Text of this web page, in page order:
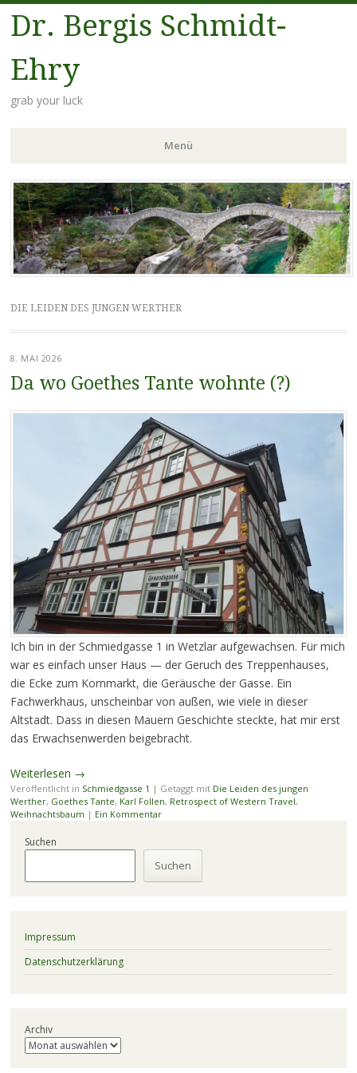
Dr. Bergis Schmidt-
Ehry
grab your luck
Menü
Zum
Inhalt
springen
DIE LEIDEN DES JUNGEN WERTHER
8. MAI 2026
Da wo Goethes Tante wohnte (?)
Ich bin in der Schmiedgasse 1 in Wetzlar aufgewachsen. Für mich
war es einfach unser Haus — der Geruch des Treppenhauses,
die Ecke zum Kornmarkt, die Geräusche der Gasse. Ein
Fachwerkhaus, unscheinbar von außen, wie viele in dieser
Altstadt. Dass in diesen Mauern Geschichte steckte, hat mir erst
das Erwachsenwerden beigebracht.
Weiterlesen →
Veröffentlicht in Schmiedgasse 1 | Getaggt mit Die Leiden des jungen
Werther, Goethes Tante, Karl Follen, Retrospect of Western Travel,
Weihnachtsbaum | Ein Kommentar
Suchen
Suchen
Impressum
Datenschutzerklärung
Archiv